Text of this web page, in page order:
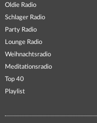
Oldie Radio
Schlager Radio
Party Radio
Lounge Radio
Weihnachtsradio
Meditationsradio
Top 40
Playlist